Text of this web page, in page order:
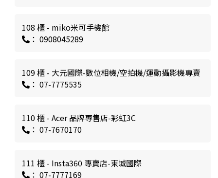
108 櫃 - miko米可手機館
： 0908045289
109 櫃 - 大元國際-數位相機/空拍機/運動攝影機專賣
： 07-7775535
110 櫃 - Acer 品牌專售店-彩虹3C
： 07-7670170
111 櫃 - Insta360 專賣店-東城國際
： 07-7777169